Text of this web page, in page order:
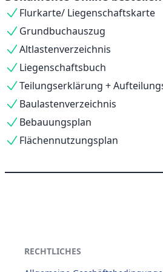
Flurkarte/ Liegenschaftskarte
Grundbuchauszug
Altlastenverzeichnis
Liegenschaftsbuch
Teilungserklärung +
Baulastenverzeichnis
Bebauungsplan
Flächennutzungsplan
RECHTLICHES